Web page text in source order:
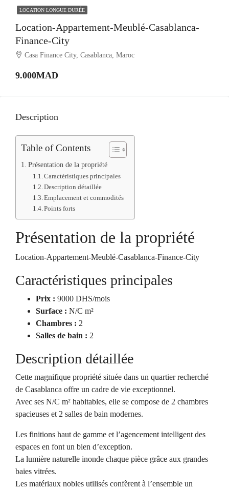
LOCATION LONGUE DURÉE
Location-Appartement-Meublé-Casablanca-
Finance-City
Casa Finance City, Casablanca, Maroc
9.000MAD
Description
Table of Contents
Présentation de la propriété
Caractéristiques principales
Description détaillée
Emplacement et commodités
Points forts
Présentation de la propriété
Location-Appartement-Meublé-Casablanca-Finance-City
Caractéristiques principales
Prix : 9000 DHS/mois
Surface : N/C m²
Chambres : 2
Salles de bain : 2
Description détaillée
Cette magnifique propriété située dans un quartier recherché
de Casablanca offre un cadre de vie exceptionnel.
Avec ses N/C m² habitables, elle se compose de 2 chambres
spacieuses et 2 salles de bain modernes.
Les finitions haut de gamme et l’agencement intelligent des
espaces en font un bien d’exception.
La lumière naturelle inonde chaque pièce grâce aux grandes
baies vitrées.
Les matériaux nobles utilisés confèrent à l’ensemble un